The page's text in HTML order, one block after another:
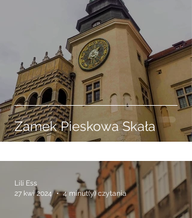
Zamek Pieskowa Skała
2 minut(y) czytania